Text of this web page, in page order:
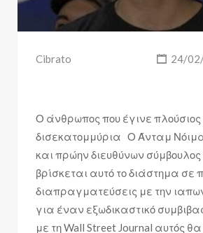
Cibrato 24/
Ο άνθρωπος που έγινε
δισεκατομμύρια Ο Άνταμ
και πρώην διευθύνων σύμβουλος
βρίσκεται αυτό το διάστημα σε
διαπραγματεύσεις με την
για έναν εξωδικαστικό
με τη Wall Street Journal αυτός